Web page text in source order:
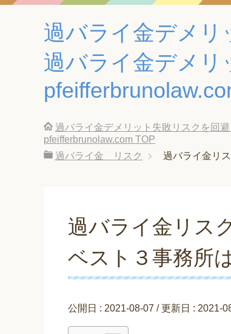
過バライ金デメリ
過バライ金デメリ
過バライ金デメリット失敗リスクを回
pfeifferbrunolaw.com TOP
過バライ金 リスク
過バライ金リ
過バライ金リス
ベスト３事務所
公開日 : 2021-08-07 / 更新日 : 2021-